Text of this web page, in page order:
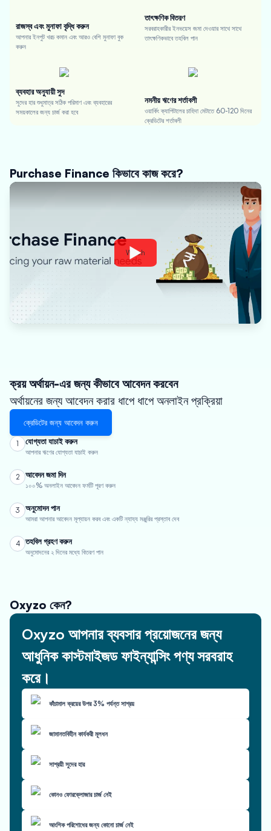
রাজস্ব এবং মুনাফা বৃদ্ধি করুন
আপনার ইনপুট খরচ কমান এবং আরও বেশি মুনাফা বুক
করুন
তাৎক্ষণিক বিতরণ
সরবরাহকারীর ইনভয়েস জমা দেওয়ার সাথে সাথে
তাৎক্ষণিকভাবে তহবিল পান
ব্যবহার অনুযায়ী সুদ
সুদের হার শুধুমাত্র সঠিক পরিমাণ এবং ব্যবহারের
সময়কালের জন্য চার্জ করা হবে
নমনীয় ঋণের শর্তাবলী
ওয়ার্কিং ক্যাপিটালের চাহিদা মেটাতে 60-120 দিনের
ক্রেডিটের শর্তাবলী
Purchase Finance কিভাবে কাজ করে?
Watch
ক্রয় অর্থায়ন-এর জন্য কীভাবে আবেদন করবেন
অর্থায়নের জন্য আবেদন করার ধাপে ধাপে অনলাইন প্রক্রিয়া
ক্রেডিটের জন্য আবেদন করুন
1 যোগ্যতা যাচাই করুন
আপনার ঋণের যোগ্যতা যাচাই করুন
2 আবেদন জমা দিন
১০০% অনলাইন আবেদন ফর্মটি পূরণ করুন
3 অনুমোদন পান
আমরা আপনার আবেদন মূল্যায়ন করব এবং একটি ন্যায্য মঞ্জুরির প্রস্তাব দেব
4 তহবিল গ্রহণ করুন
অনুমোদনের ২ দিনের মধ্যে বিতরণ পান
Oxyzo কেন?
Oxyzo আপনার ব্যবসার প্রয়োজনের জন্য
আধুনিক কাস্টমাইজড ফাইন্যান্সিং পণ্য সরবরাহ
করে।
কাঁচামাল ক্রয়ের উপর 3% পর্যন্ত সাশ্রয়
জামানতবিহীন কার্যকরী মূলধন
সাশ্রয়ী সুদের হার
কোনও ফোরক্লোজার চার্জ নেই
আংশিক পরিশোধের জন্য কোনো চার্জ নেই